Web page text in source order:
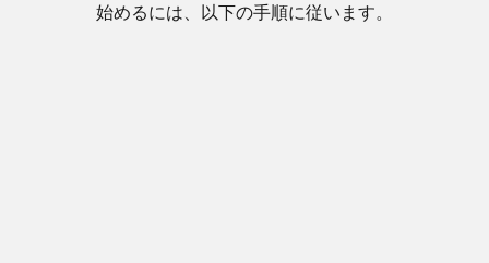
始めるには、​以下の​手順に​従います。